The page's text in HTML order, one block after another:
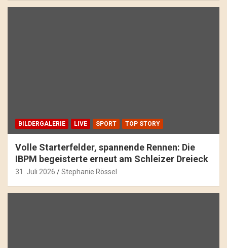
BILDERGALERIE LIVE SPORT TOP STORY
Volle Starterfelder, spannende Rennen: Die
IBPM begeisterte erneut am Schleizer Dreieck
31. Juli 2026 Stephanie Rössel